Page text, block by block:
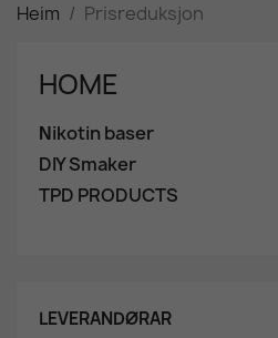
Heim Prisreduksjon
HOME
Νikotin baser
DIY Smaker
TPD PRODUCTS
LEVERANDØRAR